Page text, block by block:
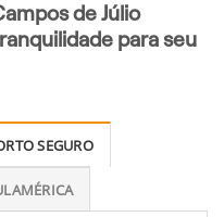
de Júlio
para seu
SEGURO